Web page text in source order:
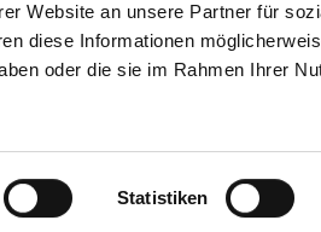
Website an unsere Partner für
diese Informationen
oder die sie im Rahmen Ihrer
Statistiken